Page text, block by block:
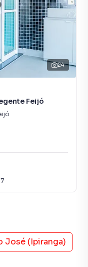
São Paulo, o que
interessados e
chance de vender ou
também com um
e uma
atender
24
Feijó
José (Ipiranga)